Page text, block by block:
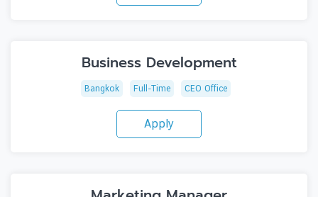
Business Development
Bangkok Full-Time CEO Office
Apply